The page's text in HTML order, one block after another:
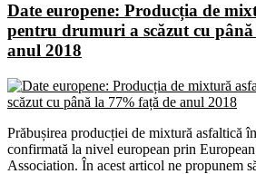
Date europene: Producția de
pentru drumuri a scăzut cu
anul 2018
Prăbușirea producției de mixtură asfaltică
confirmată la nivel european prin
Association. În acest articol ne propunem